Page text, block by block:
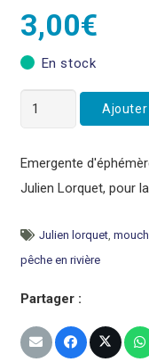
3,00€
En stock
quantité
d'Olive
Ajouter
Emergente
Julien Lorquet, pour
Julien lorquet,
pêche en rivière
Partager :